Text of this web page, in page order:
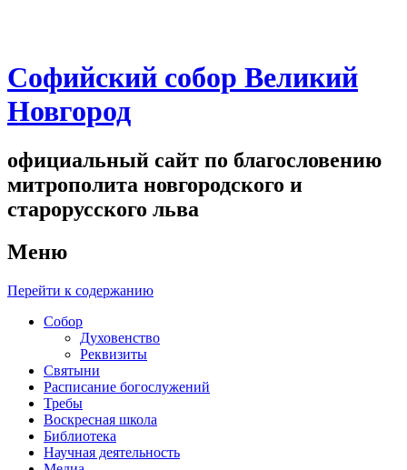
Софийский собор Великий
Новгород
официальный сайт по благословению
митрополита новгородского и
старорусского льва
Меню
Перейти к содержанию
Собор
Духовенство
Реквизиты
Святыни
Расписание богослужений
Требы
Воскресная школа
Библиотека
Научная деятельность